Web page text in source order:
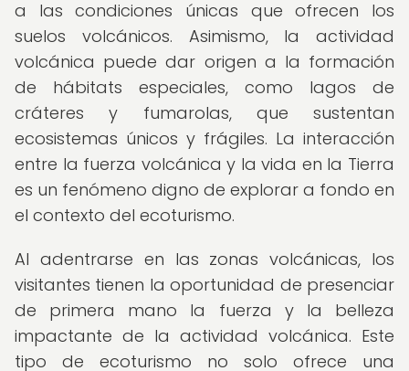
a las condiciones únicas que ofrecen los
suelos volcánicos. Asimismo, la actividad
volcánica puede dar origen a la formación
de hábitats especiales, como lagos de
cráteres y fumarolas, que sustentan
ecosistemas únicos y frágiles. La interacción
entre la fuerza volcánica y la vida en la Tierra
es un fenómeno digno de explorar a fondo en
el contexto del ecoturismo.
Al adentrarse en las zonas volcánicas, los
visitantes tienen la oportunidad de presenciar
de primera mano la fuerza y la belleza
impactante de la actividad volcánica. Este
tipo de ecoturismo no solo ofrece una